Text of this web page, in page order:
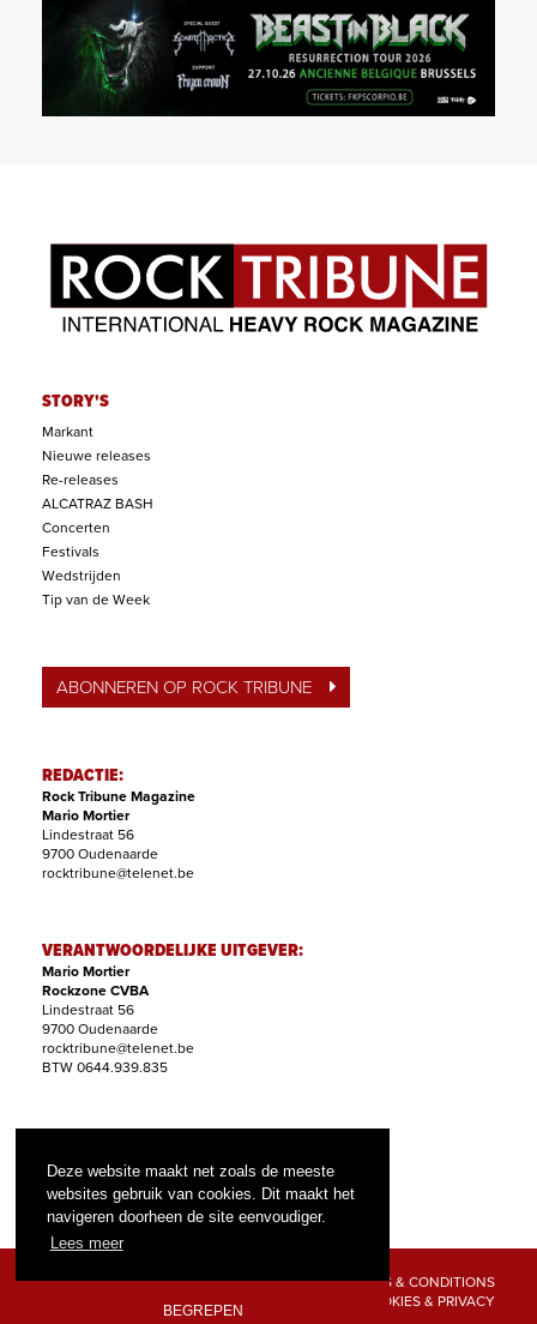
Deze website maakt net zoals de meeste
websites gebruik van cookies. Dit maakt het
navigeren doorheen de site eenvoudiger.
Lees meer
BEGREPEN
STORY'S
Markant
Nieuwe releases
Re-releases
ALCATRAZ BASH
Concerten
Festivals
Wedstrijden
Tip van de Week
ABONNEREN OP ROCK TRIBUNE
REDACTIE:
Rock Tribune Magazine
Mario Mortier
Lindestraat 56
9700 Oudenaarde
rocktribune@telenet.be
VERANTWOORDELIJKE UITGEVER:
Mario Mortier
Rockzone CVBA
Lindestraat 56
9700 Oudenaarde
rocktribune@telenet.be
BTW 0644.939.835
Filip Nollet
abonnementen@rock-tribune.com
TERMS & CONDITIONS
COOKIES & PRIVACY